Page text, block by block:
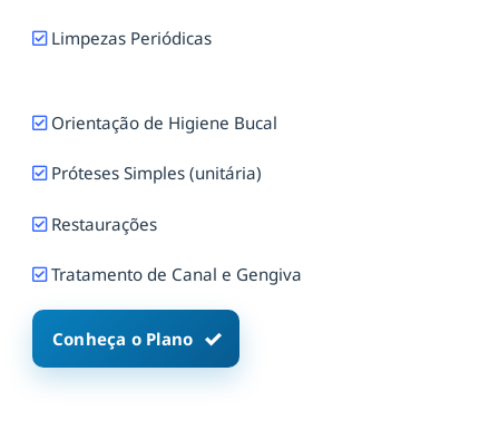
Limpezas Periódicas
Orientação de Higiene Bucal
Próteses Simples (unitária)
Restaurações
Tratamento de Canal e Gengiva
Conheça o Plano